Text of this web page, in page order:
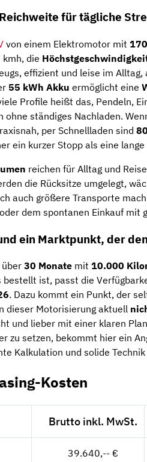
für tägliche
von einem Elektromotor mit
die
effizient und leise im
55 kWh Akku ermöglicht eine
Profile heißt das, Pendeln,
ohne ständiges Nachladen.
per Schnellladen sind
ein kurzer Stopp als eine lange
reichen für Alltag und
die Rücksitze umgelegt,
auch größere Transporte
dem spontanen Einkauf mit
ein Marktpunkt, der
30 Monate mit 10.000
bestellt ist, passt die
. Dazu kommt ein Punkt, der
dieser Motorisierung aktuell
und lieber mit einer klaren
zu setzen, bekommt hier ein
Kalkulation und solide Technik
Kosten
Brutto inkl. MwSt.
39.640,-- €